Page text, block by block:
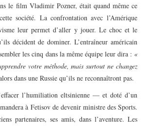
le film Vladimir Pozner, était quand même ce
société. La confrontation avec l’Amérique
leur permet d’aller y jouer. Le choc et le
décident de dominer. L’entraîneur américain
les cinq dans la même équipe leur dira : «
votre méthode, mais surtout ne changez
dans une Russie qu’ils ne reconnaîtront pas.
l’humiliation eltsinienne — et doté d’un
à Fetisov de devenir ministre des Sports.
partenaires, ses amis, dans l’aventure. Les